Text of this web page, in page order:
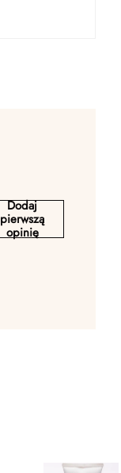
Dodaj
pierwszą
opinię